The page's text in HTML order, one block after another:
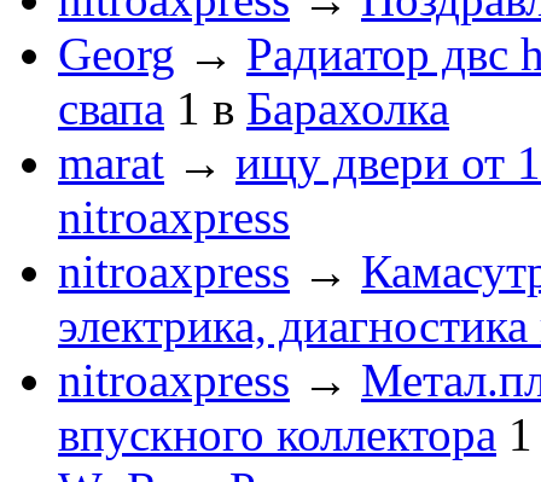
Georg → Радиатор двс
свапа 1 в Барахолка
marat → ищу двери от
nitroaxpress
nitroaxpress →
электрика,
nitroaxpress →
впускного коллектора 1